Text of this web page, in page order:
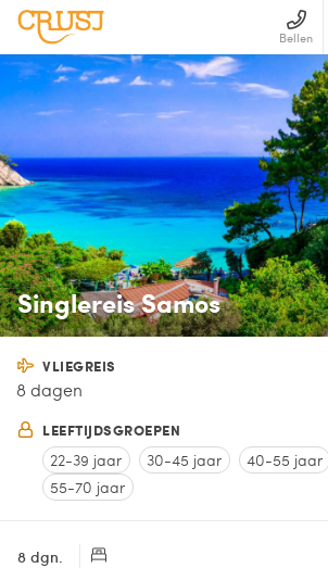
Bellen
Singlereis Samos
VLIEGREIS
8 dagen
LEEFTIJDSGROEPEN
22-39 jaar 30-45 jaar 40-55 jaar
55-70 jaar
8 dgn.